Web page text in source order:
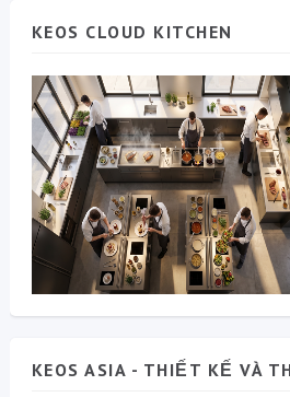
KEOS CLOUD KITCHEN
KEOS ASIA - THIẾT KẾ VÀ